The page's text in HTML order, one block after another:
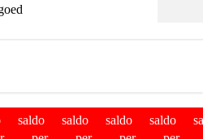
saldo
saldo
saldo
saldo